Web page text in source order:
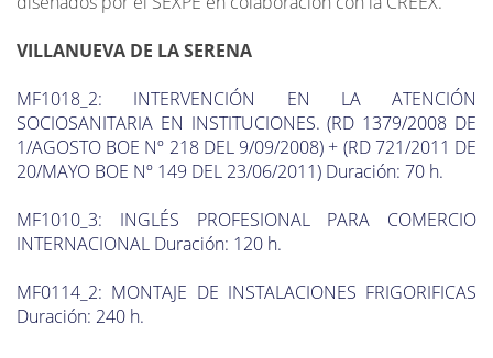
VILLANUEVA DE LA SERENA
MF1018_2: INTERVENCIÓN EN LA ATENCIÓN
SOCIOSANITARIA EN INSTITUCIONES. (RD 1379/2008 DE
1/AGOSTO BOE Nº 218 DEL 9/09/2008) + (RD 721/2011 DE
20/MAYO BOE Nº 149 DEL 23/06/2011) Duración: 70 h.
MF1010_3: INGLÉS PROFESIONAL PARA COMERCIO
INTERNACIONAL Duración: 120 h.
MF0114_2: MONTAJE DE INSTALACIONES FRIGORIFICAS
Duración: 240 h.